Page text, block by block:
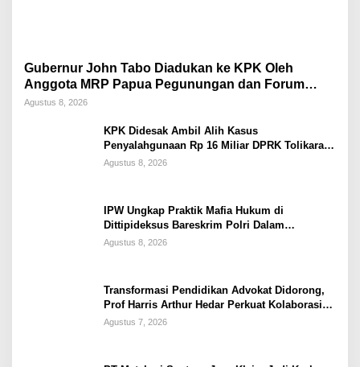
Gubernur John Tabo Diadukan ke KPK Oleh
Anggota MRP Papua Pegunungan dan Forum
Warga Papua
Agustus 8, 2026
KPK Didesak Ambil Alih Kasus
Penyalahgunaan Rp 16 Miliar DPRK Tolikara
Tahun 2017
Agustus 8, 2026
IPW Ungkap Praktik Mafia Hukum di
Dittipideksus Bareskrim Polri Dalam
Penanganan Kasus PT ARA
Agustus 8, 2026
Transformasi Pendidikan Advokat Didorong,
Prof Harris Arthur Hedar Perkuat Kolaborasi
Kampus
Agustus 7, 2026